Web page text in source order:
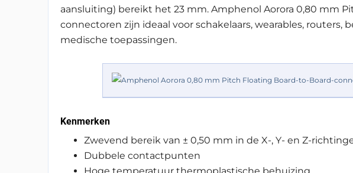
aansluiting) bereikt het 23 mm. Amphenol Aorora 0,80 mm
connectoren zijn ideaal voor schakelaars, wearables, routers,
medische toepassingen.
Kenmerken
Zwevend bereik van ± 0,50 mm in de X-, Y- en Z-
Dubbele contactpunten